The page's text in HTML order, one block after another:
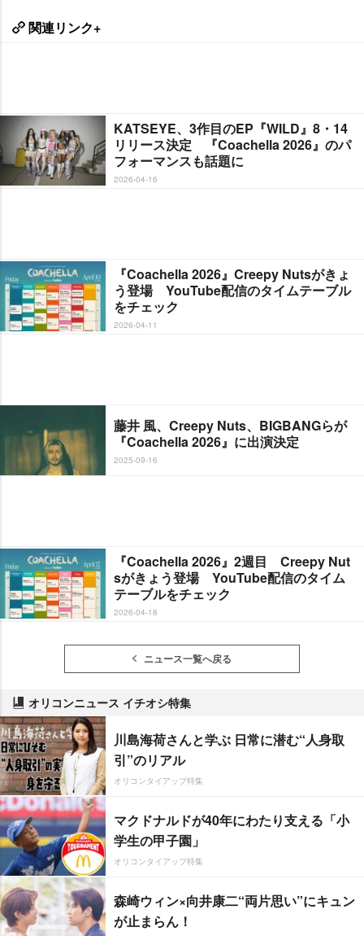
関連リンク+
KATSEYE、3作目のEP『WILD』8・14
リリース決定 『Coachella 2026』のパ
フォーマンスも話題に
2026-04-16
『Coachella 2026』Creepy Nutsがきょ
う登場 YouTube配信のタイムテーブル
をチェック
2026-04-11
藤井 風、Creepy Nuts、BIGBANGらが
『Coachella 2026』に出演決定
2025-09-16
『Coachella 2026』2週目 Creepy Nut
sがきょう登場 YouTube配信のタイム
テーブルをチェック
2026-04-18
ニュース一覧へ戻る
オリコンニュース イチオシ特集
川島海荷さんと学ぶ 日常に潜む“人身取
引”のリアル
オリコンタイアップ特集
マクドナルドが40年にわたり支える「小
学生の甲子園」
オリコンタイアップ特集
森崎ウィン×向井康二“両片思い”にキュン
が止まらん！